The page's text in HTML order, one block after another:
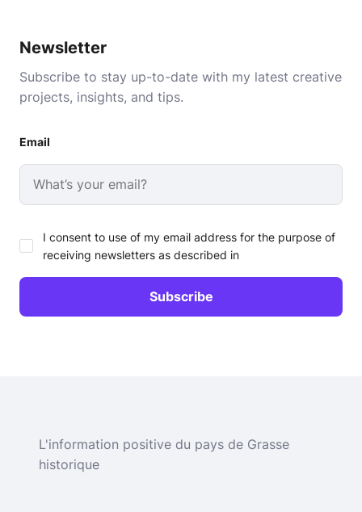
Newsletter
Subscribe to stay up-to-date with my latest creative
projects, insights, and tips.
Email
I consent to use of my email address for the purpose of
receiving newsletters as described in
L'information positive du pays de Grasse
historique